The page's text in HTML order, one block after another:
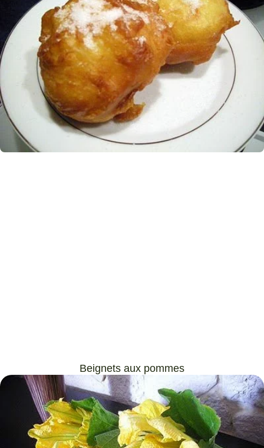
Beignets aux pommes